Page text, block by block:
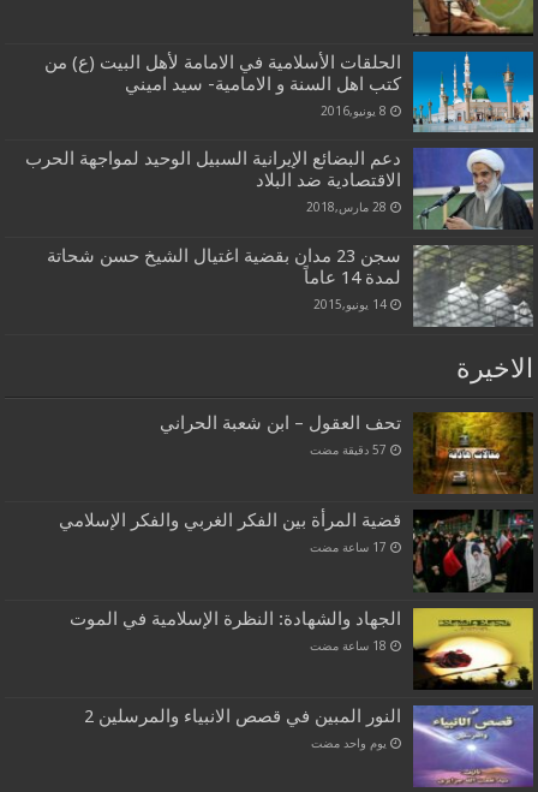
الحلقات الأسلامية في الامامة لأهل البيت (ع) من
كتب اهل السنة و الامامية- سيد اميني
8 يونيو,2016
دعم البضائع الإيرانية السبيل الوحيد لمواجهة الحرب
الاقتصادية ضد البلاد
28 مارس,2018
سجن 23 مدان بقضیة اغتيال الشيخ حسن شحاتة
لمدة 14 عاماً
14 يونيو,2015
الاخيرة
تحف العقول – ابن شعبة الحراني
قضية المرأة بين الفكر الغربي والفكر الإسلامي
الجهاد والشهادة: النظرة الإسلامية في الموت
النور المبين في قصص الانبياء والمرسلين 2
‏يوم واحد مضت